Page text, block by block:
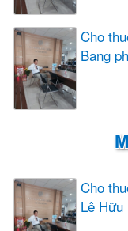
Cho
Bang
Cho
Lê Hữu